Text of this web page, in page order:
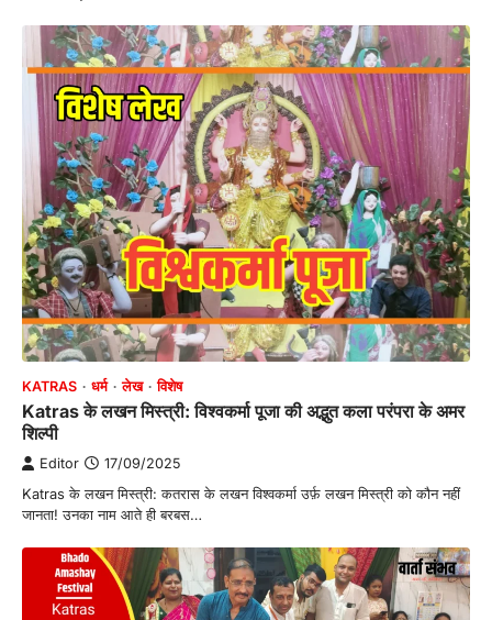
KATRAS धर्म लेख विशेष
Katras के लखन मिस्त्री: विश्वकर्मा पूजा की अद्भुत कला परंपरा के अमर
शिल्पी
Editor 17/09/2025
Katras के लखन मिस्त्री: कतरास के लखन विश्वकर्मा उर्फ़ लखन मिस्त्री को कौन नहीं
जानता! उनका नाम आते ही बरबस…